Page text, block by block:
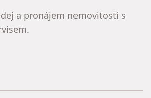
a pronájem nemovitostí s
Facebooku